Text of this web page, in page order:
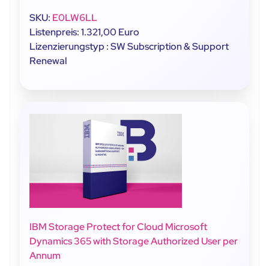
SKU: E0LW6LL
Listenpreis: 1.321,00 Euro
Lizenzierungstyp : SW Subscription & Support
Renewal
IBM Storage Protect for Cloud Microsoft
Dynamics 365 with Storage Authorized User per
Annum